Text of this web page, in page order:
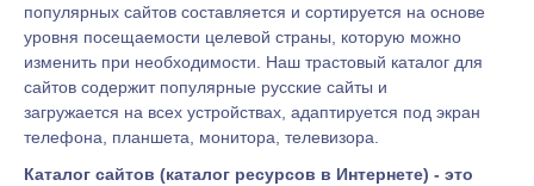
популярных сайтов составляется и сортируется на основе
уровня посещаемости целевой страны, которую можно
изменить при необходимости. Наш трастовый каталог для
сайтов содержит популярные русские сайты и
загружается на всех устройствах, адаптируется под экран
телефона, планшета, монитора, телевизора.
Каталог сайтов (каталог ресурсов в Интернете) - это